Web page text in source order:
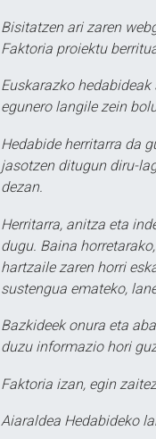
Bisitatzen ari zaren
Faktoria proiektu
Euskarazko
egunero langile zein
Hedabide herritarra da
jasotzen ditugun diru-
dezan.
Herritarra, anitza eta
dugu. Baina
hartzaile zaren horri
sustengua emateko,
Bazkideek onura eta
duzu informazio hori
Faktoria izan, egin
Aiaraldea Hedabideko